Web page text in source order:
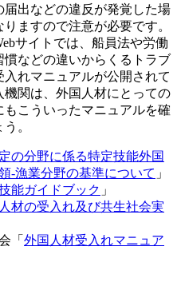
出などの違反が発覚した場
ますので注意が必要です。
サイトでは、船員法や労働
などの違いからくるトラブ
れマニュアルが公開されて
関は、外国人材にとっての
こういったマニュアルを確
。
の分野に係る特定技能外国
-漁業分野の基準について 」
能ガイドブック 」
材の受入れ及び共生社会実
「 外国人材受入れマニュア